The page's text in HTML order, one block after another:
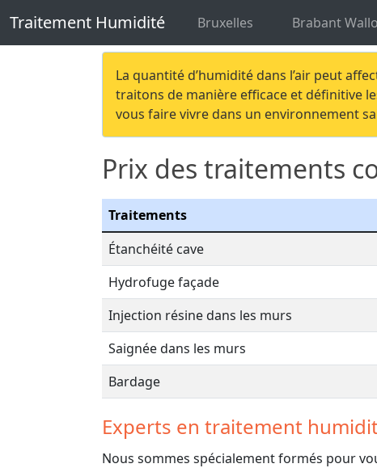
Traitement Humidité Bruxelles Brabant
Traitement Humidité Traitement
La quantité d’humidité dans l’air peut
traitons de manière efficace et définitive
vous faire vivre dans un environnement
Prix des traitements
Traitements
Étanchéité cave
Hydrofuge façade
Injection résine dans les murs
Saignée dans les murs
Bardage
Experts en traitement
Nous sommes spécialement formés pour